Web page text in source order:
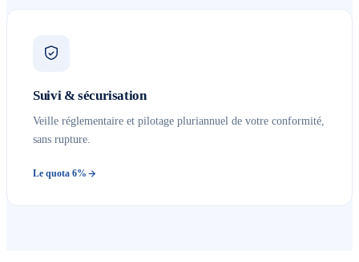
Suivi & sécurisation
Veille réglementaire et pilotage pluriannuel de votre conformité,
sans rupture.
Le quota 6%